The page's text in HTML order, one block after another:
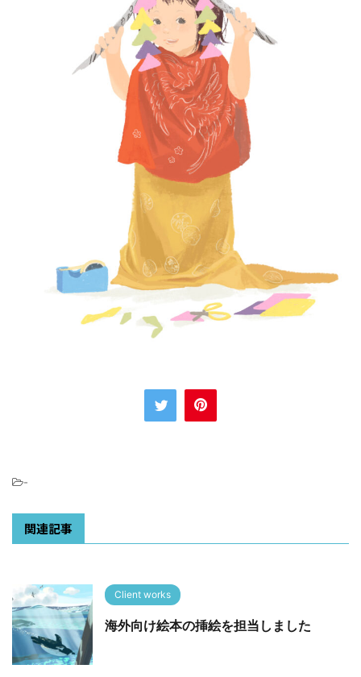
-
関連記事
Client works
海外向け絵本の挿絵を担当しました